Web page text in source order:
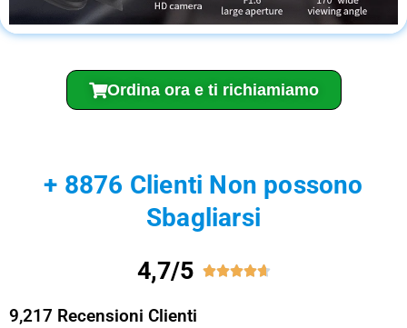
Ordina ora e ti richiamiamo
+ 8876 Clienti Non possono
Sbagliarsi
4,7/5 
9,217 Recensioni Clienti